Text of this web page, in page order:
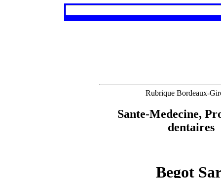
Rubrique Bordeaux-
Sante-Medecine,
dentaires
Begot